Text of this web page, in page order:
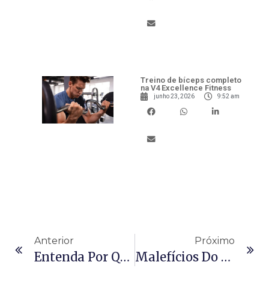
Treino de bíceps completo
na V4 Excellence Fitness
junho 23, 2026 9:52 am
Anterior
Entenda Por Que Realizar Atividades Físicas Aumentam A Expectativa De Vida
Próximo
Malefícios Do Sedentarismo: Entenda Como Ele Pode Prejudicar Sua Saúde